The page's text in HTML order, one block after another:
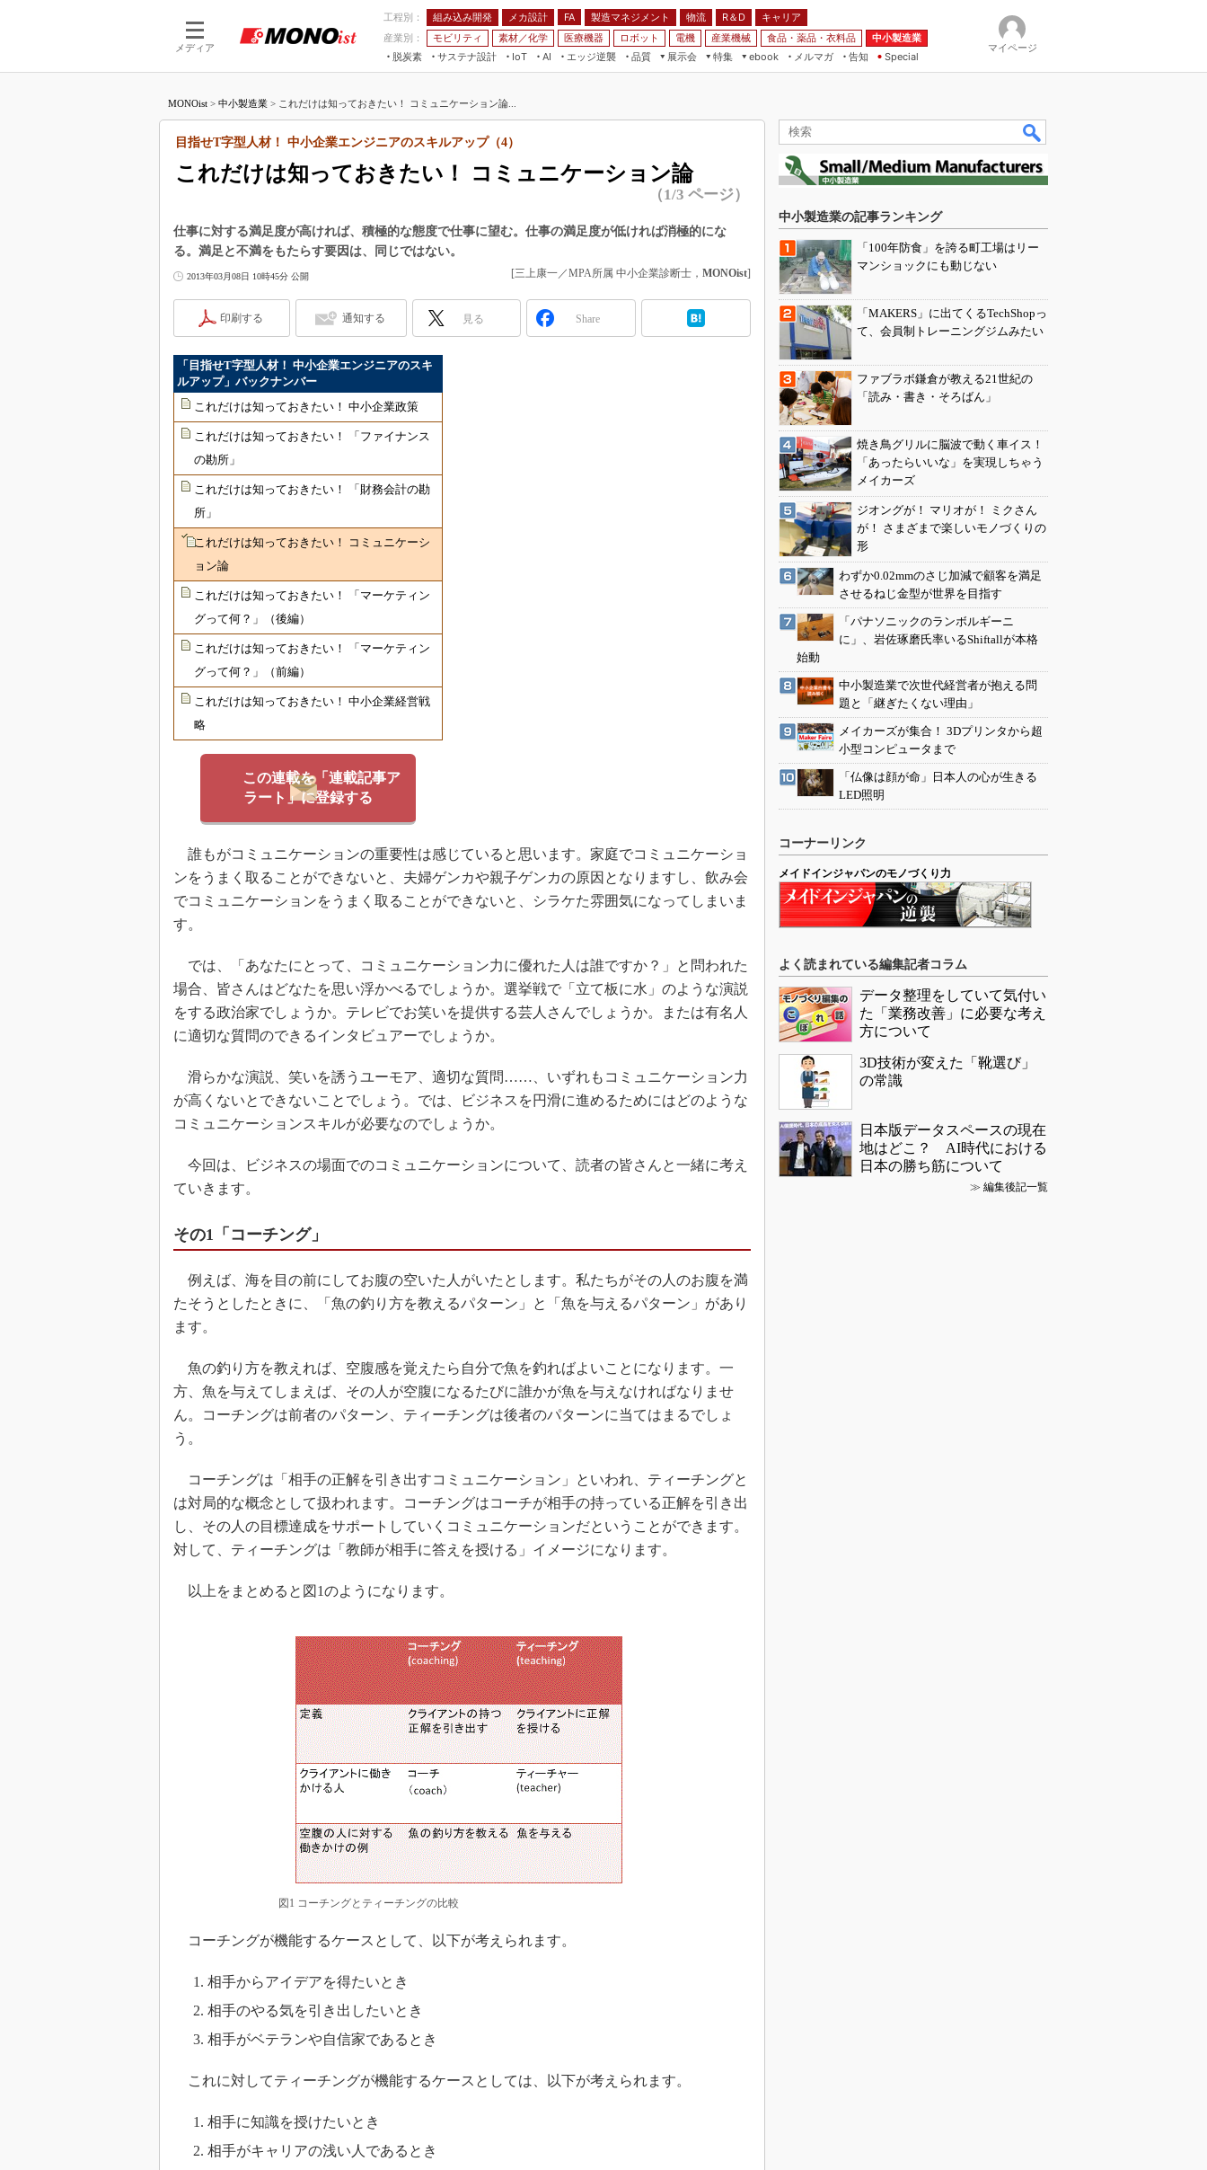
メディア
工程別： 組み込み開発 メカ設計 FA 製造マネジメント 物流 R＆D
キャリア
産業別：
モビリティ 素材／化学 医療機器 ロボット 電機 産業機械 食品・薬品・衣料品
中小製造業
脱炭素
サステナ設計
IoT
つながる工場
つながるサービス
AI
AI×設備保全
エッジ逆襲 品質
展示会
JIMTOF
展＆IoT/5Gソリューション展
IIFES
ジャパンモビリティショー
人テク展
スマート工場EXPO
EdgeTech+
特集
組み込みモデリング
Windows Embedded
車載ソフト開発
ebook
FA
メルマガ
告知 Special
マイページ
MONOist > 中小製造業 > これだけは知っておきたい！ コミュニケーション論...
これだけは知っておきたい！ コミュニケーション論
目指せT字型人材！ 中小企業エンジニアのスキルアップ（4）
（1/3 ページ）
仕事に対する満足度が高ければ、積極的な態度で仕事に望む。仕事の満足度が低ければ消極的にな
る。満足と不満をもたらす要因は、同じではない。
2013年03月08日 10時45分 公開 [三上康一／MPA所属 中小企業診断士， MONOist]
印刷する 通知する 見る Share
「目指せT字型人材！ 中小企業エンジニアのスキ
ルアップ」バックナンバー
これだけは知っておきたい！ 中小企業政策
これだけは知っておきたい！ 「ファイナンス
の勘所」
これだけは知っておきたい！ 「財務会計の勘
所」
これだけは知っておきたい！ コミュニケーシ
ョン論
これだけは知っておきたい！ 「マーケティン
グって何？」（後編）
これだけは知っておきたい！ 「マーケティン
グって何？」（前編）
これだけは知っておきたい！ 中小企業経営戦
略
この連載を「連載記事ア
ラート」に登録する
誰もがコミュニケーションの重要性は感じていると思います。家庭でコミュニケーショ
ンをうまく取ることができないと、夫婦ゲンカや親子ゲンカの原因となりますし、飲み会
でコミュニケーションをうまく取ることができないと、シラケた雰囲気になってしまいま
す。
では、「あなたにとって、コミュニケーション力に優れた人は誰ですか？」と問われた
場合、皆さんはどなたを思い浮かべるでしょうか。選挙戦で「立て板に水」のような演説
をする政治家でしょうか。テレビでお笑いを提供する芸人さんでしょうか。または有名人
に適切な質問のできるインタビュアーでしょうか。
滑らかな演説、笑いを誘うユーモア、適切な質問……、いずれもコミュニケーション力
が高くないとできないことでしょう。では、ビジネスを円滑に進めるためにはどのような
コミュニケーションスキルが必要なのでしょうか。
今回は、ビジネスの場面でのコミュニケーションについて、読者の皆さんと一緒に考え
ていきます。
その1「コーチング」
例えば、海を目の前にしてお腹の空いた人がいたとします。私たちがその人のお腹を満
たそうとしたときに、「魚の釣り方を教えるパターン」と「魚を与えるパターン」があり
ます。
魚の釣り方を教えれば、空腹感を覚えたら自分で魚を釣ればよいことになります。一
方、魚を与えてしまえば、その人が空腹になるたびに誰かが魚を与えなければなりませ
ん。コーチングは前者のパターン、ティーチングは後者のパターンに当てはまるでしょ
う。
コーチングは「相手の正解を引き出すコミュニケーション」といわれ、ティーチングと
は対局的な概念として扱われます。コーチングはコーチが相手の持っている正解を引き出
し、その人の目標達成をサポートしていくコミュニケーションだということができます。
対して、ティーチングは「教師が相手に答えを授ける」イメージになります。
以上をまとめると図1のようになります。
図1 コーチングとティーチングの比較
コーチングが機能するケースとして、以下が考えられます。
相手からアイデアを得たいとき
相手のやる気を引き出したいとき
相手がベテランや自信家であるとき
これに対してティーチングが機能するケースとしては、以下が考えられます。
相手に知識を授けたいとき
相手がキャリアの浅い人であるとき
中小製造業の記事ランキング
「100年防食」を誇る町工場はリー
マンショックにも動じない
「MAKERS」に出てくるTechShopっ
て、会員制トレーニングジムみたい
ファブラボ鎌倉が教える21世紀の
「読み・書き・そろばん」
焼き鳥グリルに脳波で動く車イス！
「あったらいいな」を実現しちゃう
メイカーズ
ジオングが！ マリオが！ ミクさん
が！ さまざまで楽しいモノづくりの
形
わずか0.02mmのさじ加減で顧客を満足
させるねじ金型が世界を目指す
「パナソニックのランボルギーニ
に」、岩佐琢磨氏率いるShiftallが本格
始動
中小製造業で次世代経営者が抱える問
題と「継ぎたくない理由」
メイカーズが集合！ 3Dプリンタから超
小型コンピュータまで
「仏像は顔が命」日本人の心が生きる
LED照明
コーナーリンク
メイドインジャパンのモノづくり力
よく読まれている編集記者コラム
データ整理をしていて気付い
た「業務改善」に必要な考え
方について
3D技術が変えた「靴選び」
の常識
日本版データスペースの現在
地はどこ？ AI時代における
日本の勝ち筋について
≫ 編集後記一覧